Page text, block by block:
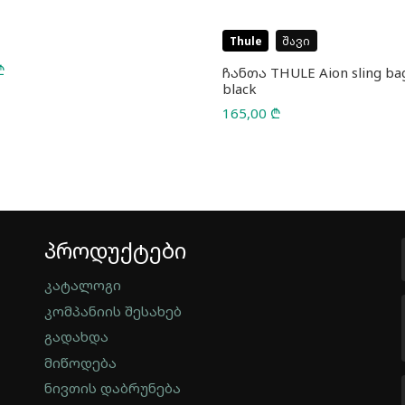
Thule შავი
ჩანთა THULE Aion sling
black
165,00 ₾
პროდუქტები
კატალოგი
კომპანიის შესახებ
გადახდა
მიწოდება
ნივთის დაბრუნება